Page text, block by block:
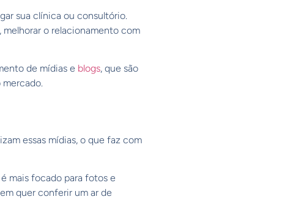
sua clínica ou consultório.
o relacionamento com
de mídias e blogs, que são
essas mídias, o que faz com
mais focado para fotos e
quer conferir um ar de